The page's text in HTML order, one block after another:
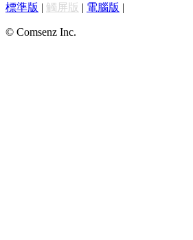
標準版 | 觸屏版 | 電腦版 |
© Comsenz Inc.